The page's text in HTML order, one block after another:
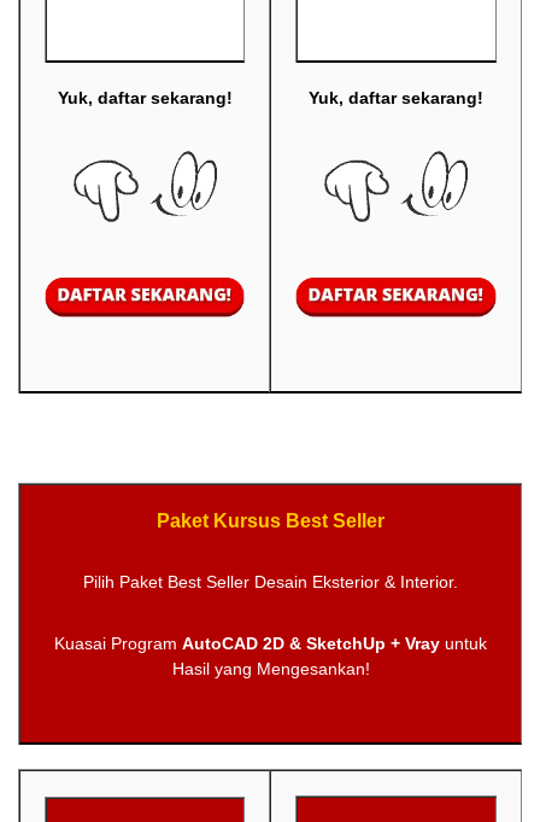
Yuk, daftar sekarang! Yuk, daftar sekarang!
Paket Kursus Best Seller
Pilih Paket Best Seller Desain Eksterior & Interior.
Kuasai Program AutoCAD 2D & SketchUp + Vray untuk
Hasil yang Mengesankan!